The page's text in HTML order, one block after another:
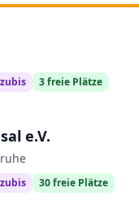
3freie Plätze
e.V.
30freie Plätze